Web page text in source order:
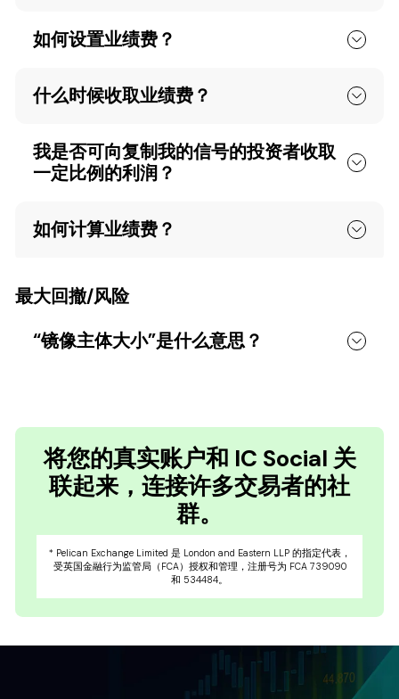
如何设置业绩费？
什么时候收取业绩费？
我是否可向复制我的信号的投资者收取
一定比例的利润？
如何计算业绩费？
最大回撤/风险
“镜像主体大小”是什么意思？
将您的真实账户和 IC Social 关
联起来，连接许多交易者的社
群。
* Pelican Exchange Limited 是 London and Eastern LLP 的指定代表，
受英国金融行为监管局（FCA）授权和管理，注册号为 FCA 739090
和 534484。